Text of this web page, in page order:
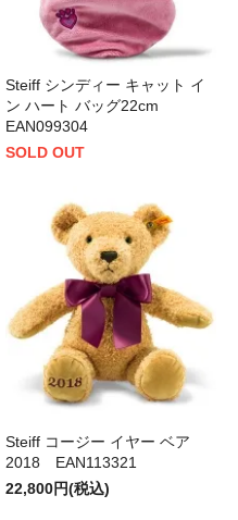
Steiff シンディー キャット イ
ン ハート バッグ22cm
EAN099304
SOLD OUT
Steiff コージー イヤー ベア
2018 EAN113321
22,800円(税込)